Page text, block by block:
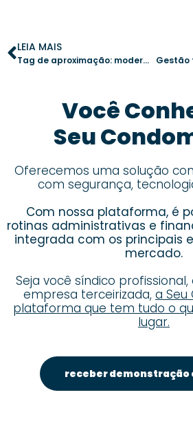
LEIA MAIS
Tag de aproximação: modernize o controle de acesso e aumente a segurança do condomínio
Você
Seu
Oferecemos uma solução
com segurança,
Com nossa plataforma, é
rotinas administrativas e
integrada com os principais
mercado.
Seja você síndico
empresa terceirizada, a Seu
plataforma que tem tudo o
lugar.
receber demonstração